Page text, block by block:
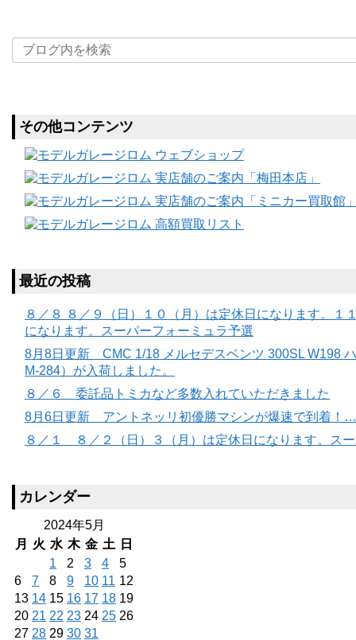
その他コンテンツ
最近の投稿
８／８ ８／９（日）１０（月）は定休日になります。１
になります。スーパーフォーミュラ予選
8月8日更新 CMC 1/18 メルセデスベンツ 300SL W198
M-284）が入荷しました。
８／６ 委託品トミカなど多数入れていただきました
8月6日更新 アントネッリ初優勝マシンが爆速で到着！
８／１ ８／２（日）３（月）は定休日になります。ス
カレンダー
2024年5月
月
火 水 木 金 土
日
1
2 3 4
5
6
7 8 9 10 11 12
13 14 15 16 17 18 19
20 21 22 23 24 25 26
27 28 29 30 31